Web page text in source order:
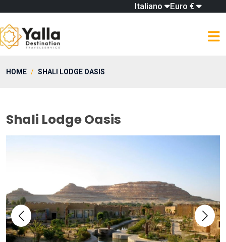
Italiano Euro €
HOME SHALI LODGE OASIS
Shali Lodge Oasis